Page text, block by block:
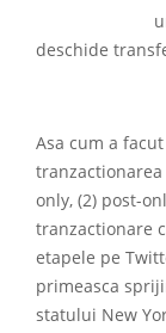
deschide
Asa cum a
only, (2) post-
tranzactionare
etapele pe
primeasca
statului New